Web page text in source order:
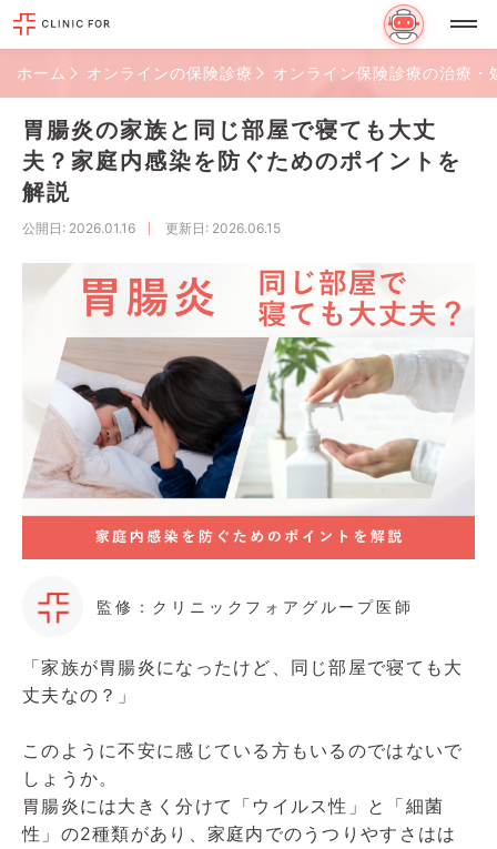
ホーム オンラインの保険診療 オンライン保険診療の治療・
胃腸炎の家族と同じ部屋で寝ても大丈
夫？家庭内感染を防ぐためのポイントを
解説
公開日 : 2026.01.16 更新日 : 2026.06.15
監修：クリニックフォアグループ医師
「家族が胃腸炎になったけど、同じ部屋で寝ても大
丈夫なの？」
このように不安に感じている方もいるのではないで
しょうか。
胃腸炎には大きく分けて「ウイルス性」と「細菌
性」の2種類があり、家庭内でのうつりやすさはは